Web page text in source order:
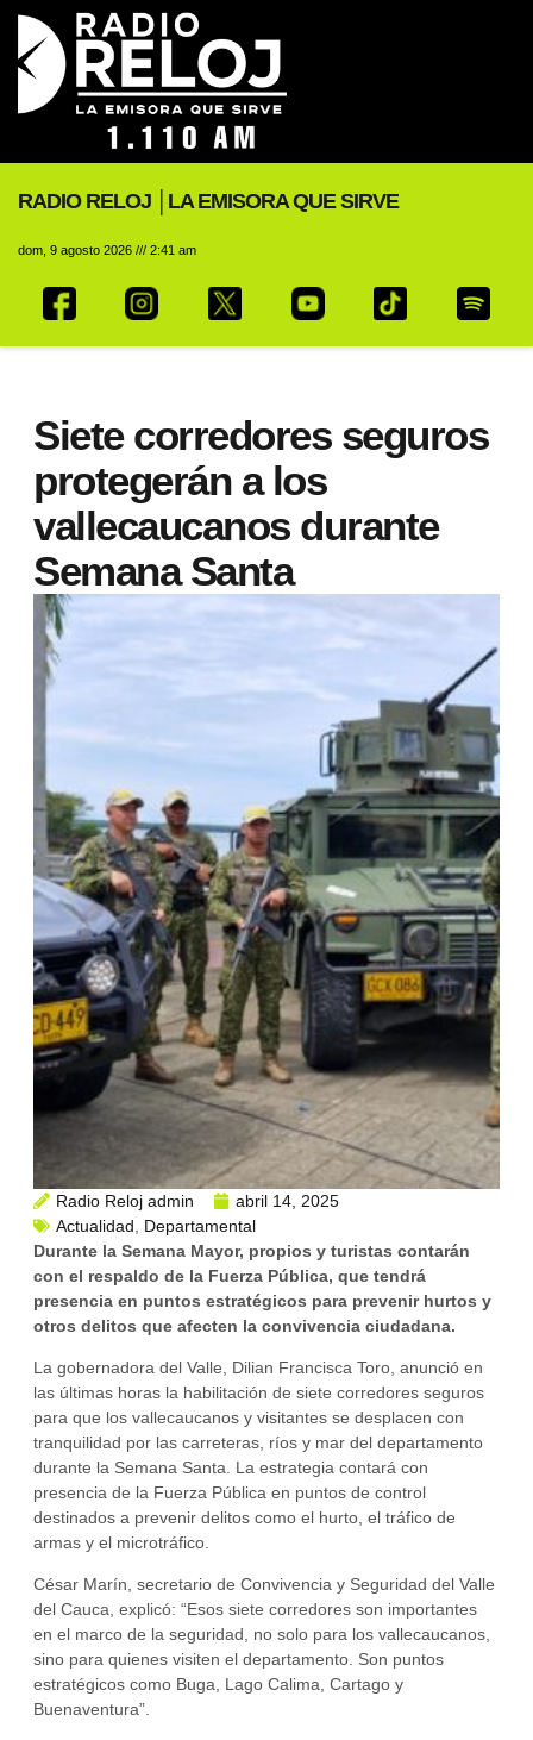
RADIO RELOJ │LA EMISORA QUE SIRVE
dom, 9 agosto 2026 /// 2:41 am
Siete corredores seguros
protegerán a los
vallecaucanos durante
Semana Santa
Radio Reloj admin
abril 14, 2025
Actualidad
Departamental
Durante la Semana Mayor, propios y turistas contarán
con el respaldo de la Fuerza Pública, que tendrá
presencia en puntos estratégicos para prevenir hurtos y
otros delitos que afecten la convivencia ciudadana.
La gobernadora del Valle, Dilian Francisca Toro, anunció en
las últimas horas la habilitación de siete corredores seguros
para que los vallecaucanos y visitantes se desplacen con
tranquilidad por las carreteras, ríos y mar del departamento
durante la Semana Santa. La estrategia contará con
presencia de la Fuerza Pública en puntos de control
destinados a prevenir delitos como el hurto, el tráfico de
armas y el microtráfico.
César Marín, secretario de Convivencia y Seguridad del Valle
del Cauca, explicó: “Esos siete corredores son importantes
en el marco de la seguridad, no solo para los vallecaucanos,
sino para quienes visiten el departamento. Son puntos
estratégicos como Buga, Lago Calima, Cartago y
Buenaventura”.